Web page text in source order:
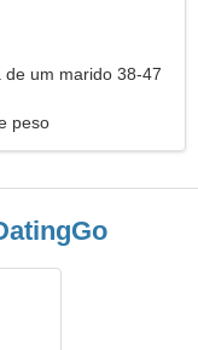
um marido 38-47
peso